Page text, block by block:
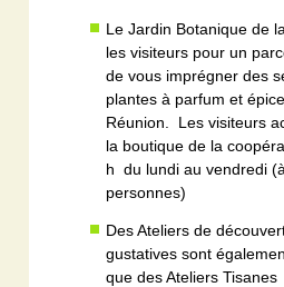
Le Jardin Botanique de
les visiteurs pour un
de vous imprégner des
plantes à parfum et
Réunion. Les visiteurs
la boutique de la
h du lundi au vendredi
personnes)
Des Ateliers de
gustatives sont
que des Ateliers Tisanes